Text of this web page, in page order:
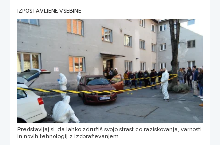
IZPOSTAVLJENE VSEBINE
Predstavljaj si, da lahko združiš svojo strast do raziskovanja, varnosti
in novih tehnologij z izobraževanjem